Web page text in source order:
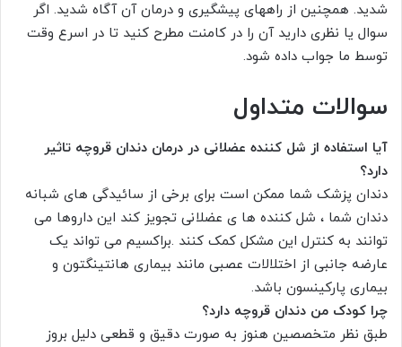
شدید. همچنین از راههای پیشگیری و درمان آن آگاه شدید. اگر
سوال یا نظری دارید آن را در کامنت مطرح کنید تا در اسرع وقت
توسط ما جواب داده شود.
سوالات متداول
آیا استفاده از شل کننده عضلانی در درمان دندان قروچه تاثیر
دارد؟
دندان پزشک شما ممکن است برای برخی از سائیدگی های شبانه
دندان شما ، شل کننده ها ی عضلانی تجویز کند این داروها می
توانند به کنترل این مشکل کمک کنند .براکسیم می تواند یک
عارضه جانبی از اختلالات عصبی مانند بیماری هانتینگتون و
بیماری پارکینسون باشد.
چرا کودک من دندان قروچه دارد؟
طبق نظر متخصصین هنوز به صورت دقیق و قطعی دلیل بروز